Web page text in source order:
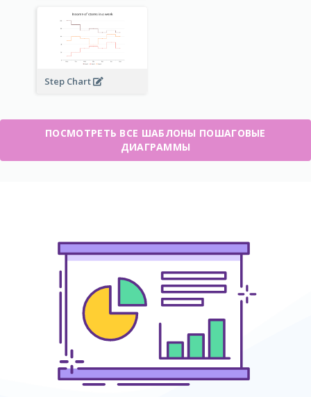
Step Chart
ПОСМОТРЕТЬ ВСЕ ШАБЛОНЫ ПОШАГОВЫЕ
ДИАГРАММЫ